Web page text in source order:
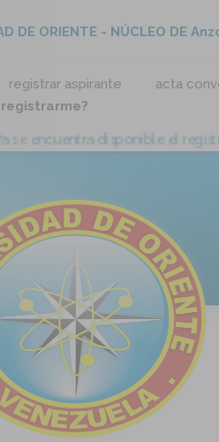
DE ORIENTE - NÚCLEO DE
registrar aspirante
acta
> Ya se encuentra disponible